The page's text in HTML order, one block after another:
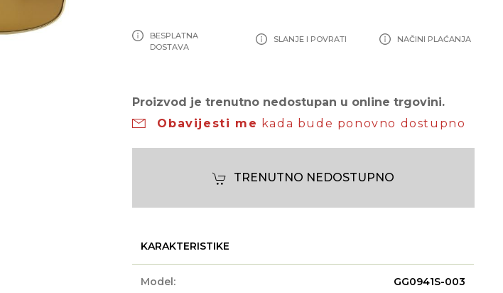
BESPLATNA
DOSTAVA
SLANJE I POVRATI NAČINI PLAĆANJA
Proizvod je trenutno nedostupan u online trgovini.
Obavijesti me kada bude ponovno dostupno
TRENUTNO NEDOSTUPNO
KARAKTERISTIKE
Model: GG0941S-003